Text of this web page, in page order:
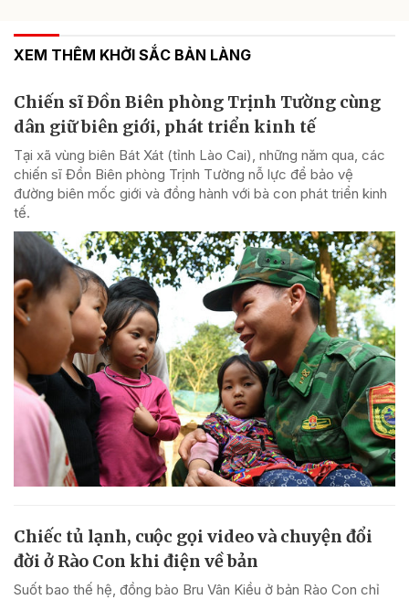
XEM THÊM KHỞI SẮC BẢN LÀNG
Chiến sĩ Đồn Biên phòng Trịnh Tường cùng
dân giữ biên giới, phát triển kinh tế
Tại xã vùng biên Bát Xát (tỉnh Lào Cai), những năm qua, các
chiến sĩ Đồn Biên phòng Trịnh Tường nỗ lực để bảo vệ
đường biên mốc giới và đồng hành với bà con phát triển kinh
tế.
Chiếc tủ lạnh, cuộc gọi video và chuyện đổi
đời ở Rào Con khi điện về bản
Suốt bao thế hệ, đồng bào Bru Vân Kiều ở bản Rào Con chỉ